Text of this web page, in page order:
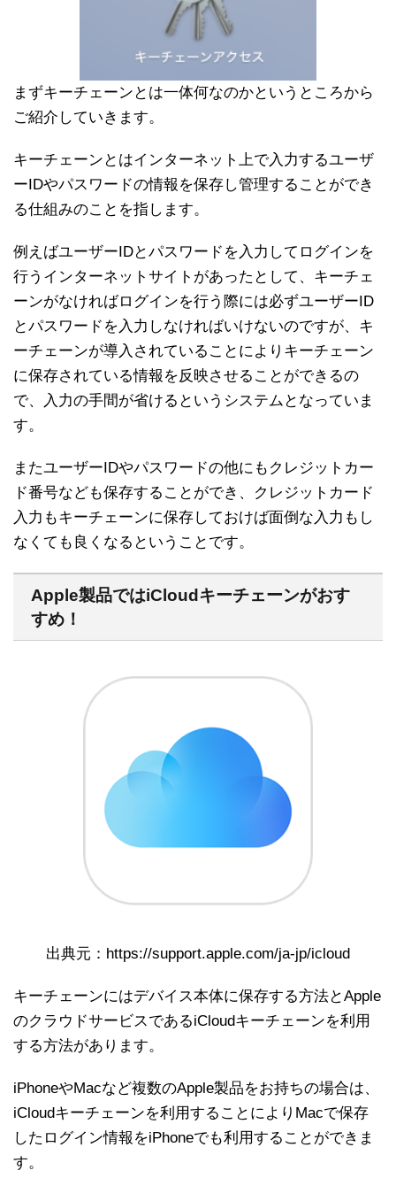
まずキーチェーンとは一体何なのかというところから
ご紹介していきます。
キーチェーンとはインターネット上で入力するユーザ
ーIDやパスワードの情報を保存し管理することができ
る仕組みのことを指します。
例えばユーザーIDとパスワードを入力してログインを
行うインターネットサイトがあったとして、キーチェ
ーンがなければログインを行う際には必ずユーザーID
とパスワードを入力しなければいけないのですが、キ
ーチェーンが導入されていることによりキーチェーン
に保存されている情報を反映させることができるの
で、入力の手間が省けるというシステムとなっていま
す。
またユーザーIDやパスワードの他にもクレジットカー
ド番号なども保存することができ、クレジットカード
入力もキーチェーンに保存しておけば面倒な入力もし
なくても良くなるということです。
Apple製品ではiCloudキーチェーンがおす
すめ！
出典元：https://support.apple.com/ja-jp/icloud
キーチェーンにはデバイス本体に保存する方法とApple
のクラウドサービスであるiCloudキーチェーンを利用
する方法があります。
iPhoneやMacなど複数のApple製品をお持ちの場合は、
iCloudキーチェーンを利用することによりMacで保存
したログイン情報をiPhoneでも利用することができま
す。